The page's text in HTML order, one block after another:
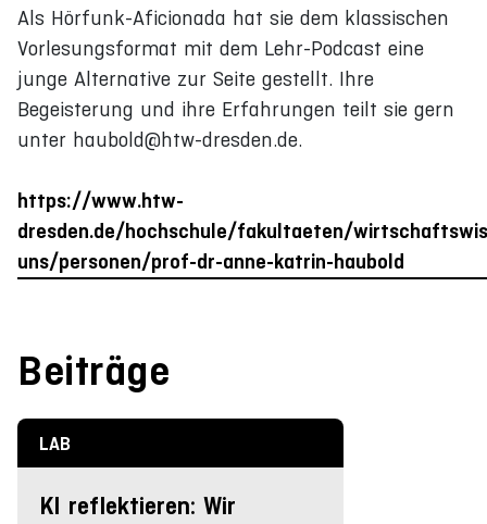
Als Hörfunk-Aficionada hat sie dem klassischen
Vorlesungsformat mit dem Lehr-Podcast eine
junge Alternative zur Seite gestellt. Ihre
Begeisterung und ihre Erfahrungen teilt sie gern
unter haubold@htw-dresden.de.
https://www.htw-
dresden.de/hochschule/fakultaeten/
uns/personen/prof-dr-anne-katrin-haubold
Beiträge
LAB
KI reflektieren: Wir